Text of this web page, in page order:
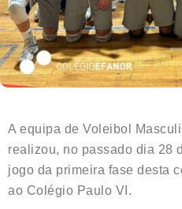
A equipa de Voleibol
realizou, no passado dia 28
jogo da primeira fase desta
ao Colégio Paulo VI.